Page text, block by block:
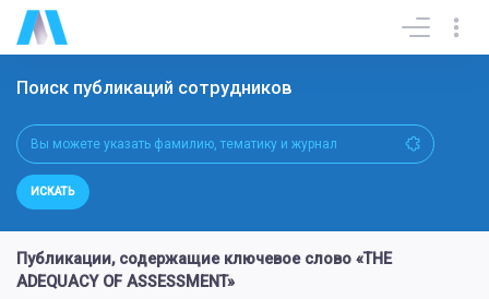
Поиск публикаций сотрудников
ИСКАТЬ
Публикации, содержащие ключевое слово «THE
ADEQUACY OF ASSESSMENT»